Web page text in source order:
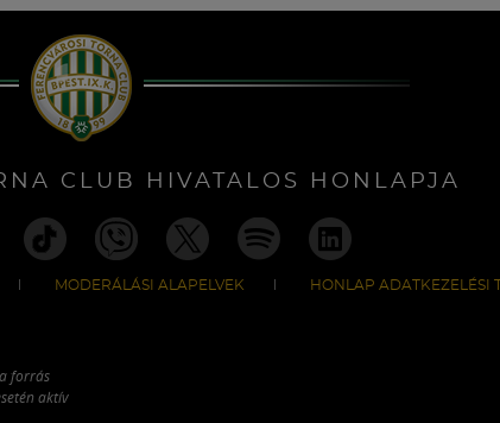
CLUB HIVATALOS HONLAPJA
MODERÁLÁSI ALAPELVEK HONLAP ADATKEZELÉSI
forrás
aktív